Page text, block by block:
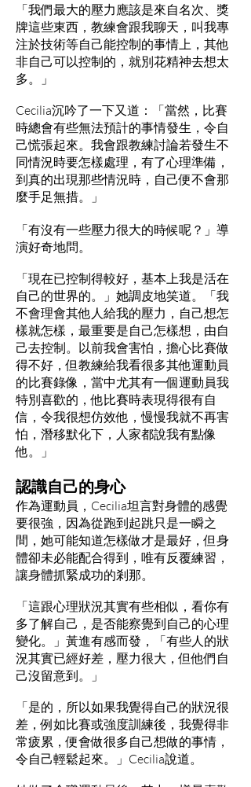
「我們最大的壓力應該是來自名次、獎
牌這些東西，教練會跟我聊天，叫我專
注於技術等自己能控制的事情上，其他
非自己可以控制的，就別花精神去想太
多。」
Cecilia沉吟了一下又道：「當然，比賽
時總會有些無法預計的事情發生，令自
己慌張起來。我會跟教練討論若發生不
同情況時要怎樣處理，有了心理準備，
到真的出現那些情況時，自己便不會那
麼手足無措。」
「有沒有一些壓力很大的時候呢？」導
演好奇地問。
「現在已控制得較好，基本上我是活在
自己的世界的。」她調皮地笑道。「我
不會理會其他人給我的壓力，自己想怎
樣就怎樣，最重要是自己怎樣想，由自
己去控制。以前我會害怕，擔心比賽做
得不好，但教練給我看很多其他運動員
的比賽錄像，當中尤其有一個運動員我
特別喜歡的，他比賽時表現得很有自
信，令我很想仿效他，慢慢我就不再害
怕，潛移默化下，人家都說我有點像
他。」
認識自己的身心
作為運動員，Cecilia坦言對身體的感覺
要很強，因為從跑到起跳只是一瞬之
間，她可能知道怎樣做才是最好，但身
體卻未必能配合得到，唯有反覆練習，
讓身體抓緊成功的剎那。
「這跟心理狀況其實有些相似，看你有
多了解自己，是否能察覺到自己的心理
變化。」黃進有感而發，「有些人的狀
況其實已經好差，壓力很大，但他們自
己沒留意到。」
「是的，所以如果我覺得自己的狀況很
差，例如比賽或強度訓練後，我覺得非
常疲累，便會做很多自己想做的事情，
令自己輕鬆起來。」Cecilia說道。